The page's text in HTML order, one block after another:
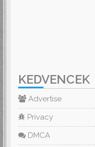
KEDVENCEK
Advertise
Privacy
DMCA